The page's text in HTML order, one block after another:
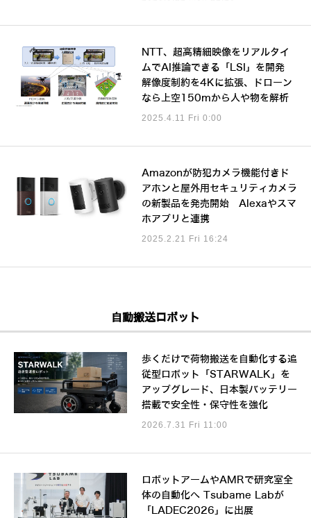
NTT、超高精細映像をリアルタイ
ムでAI推論できる「LSI」を開発
解像度制約を4Kに拡張、ドローン
なら上空150mから人や物を解析
2025.4.11 Fri 0:00
Amazonが防犯カメラ機能付きド
アホンと屋外用セキュリティカメラ
の新製品を発売開始 Alexaやスマ
ホアプリと連携
2025.2.21 Fri 16:24
自動搬送ロボット
歩くだけで荷物搬送を自動化する追
従型ロボット「STARWALK」を
アップグレード、日本製バッテリー
搭載で安全性・保守性を強化
2026.7.31 Fri 11:00
ロボットアームやAMRで研究室全
体の自動化へ Tsubame Labが
「LADEC2026」に出展